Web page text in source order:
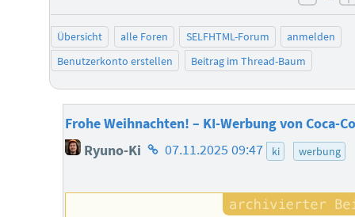
Übersicht alle Foren SELFHTML-Forum
anmelden
Benutzerkonto erstellen
Beitrag im Thread-Baum
Frohe Weihnachten! – KI-Werbung von Coca-
Ryuno-Ki Homepage
Autors
07.11.2025 09:47 ki werbung